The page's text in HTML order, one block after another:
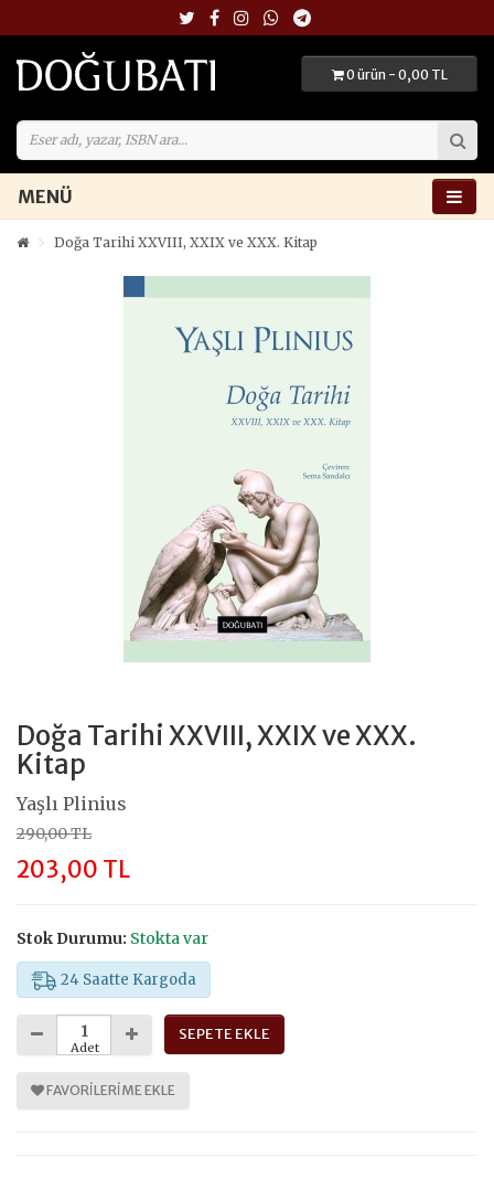
0 ürün - 0,00 TL
MENÜ
Doğa Tarihi XXVIII, XXIX ve XXX. Kitap
Doğa Tarihi XXVIII, XXIX ve XXX.
Kitap
Yaşlı Plinius
290,00 TL
203,00 TL
Stok Durumu: Stokta var
24 Saatte Kargoda
Adet
SEPETE EKLE
FAVORILERIME EKLE